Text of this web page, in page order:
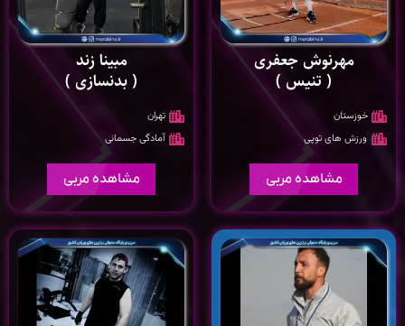
مهرنوش جعفری
( تنیس )
خوزستان
ورزش های توپی
مشاهده مربی
مبینا زند
( بدنسازی )
تهران
آمادگی جسمانی
مشاهده مربی